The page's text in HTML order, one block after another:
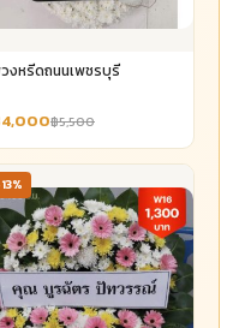
งหรีดถนนเพชรบุรี
฿5,500